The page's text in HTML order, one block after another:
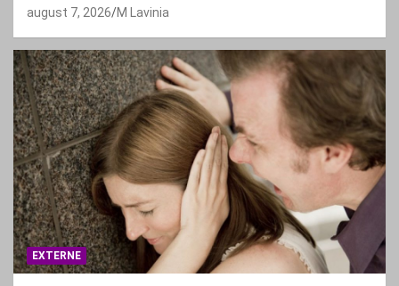
august 7, 2026 M Lavinia
EXTERNE